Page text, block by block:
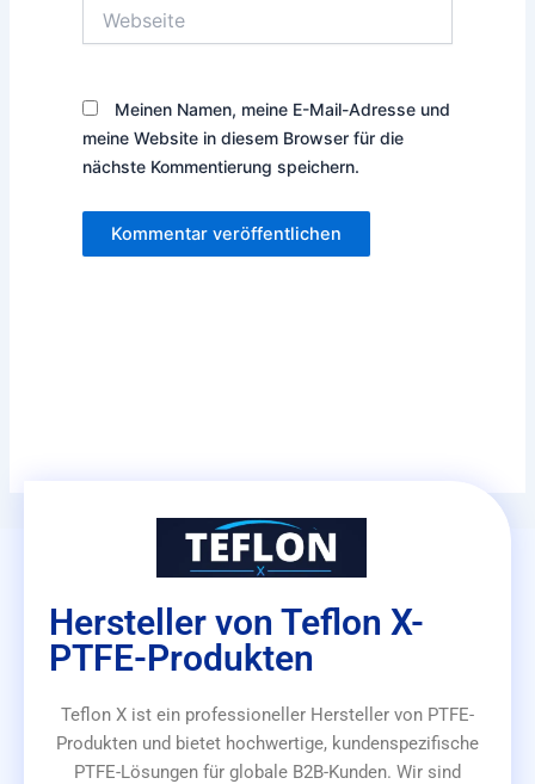
Meinen Namen, meine E-Mail-Adresse und
meine Website in diesem Browser für die
nächste Kommentierung speichern.
Hersteller von Teflon X-
PTFE-Produkten
Teflon X ist ein professioneller Hersteller von PTFE-
Produkten und bietet hochwertige, kundenspezifische
PTFE-Lösungen für globale B2B-Kunden. Wir sind